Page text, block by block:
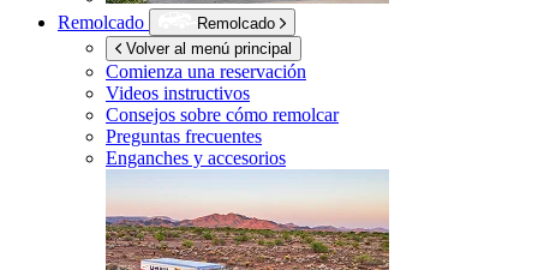
Remolcado
Remolcado
Volver al menú principal
Comienza una reservación
Videos instructivos
Consejos sobre cómo remolcar
Preguntas frecuentes
Enganches y accesorios